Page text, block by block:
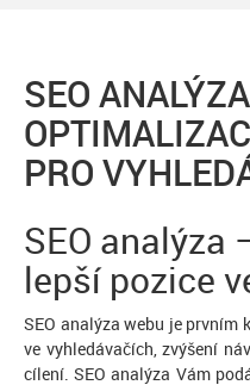
SEO
PRO
SEO analýza
lepší pozice
SEO analýza webu je prvním
ve vyhledávačích, zvýšení
cílení. SEO analýza Vám